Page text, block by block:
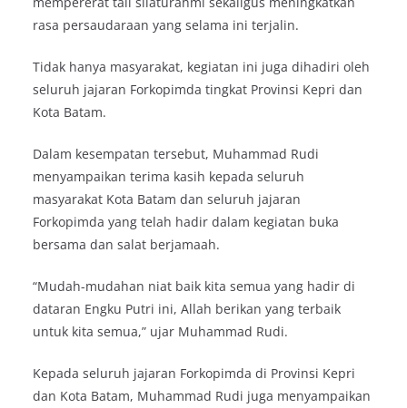
rasa persaudaraan yang selama ini terjalin.
Tidak hanya masyarakat, kegiatan ini juga dihadiri oleh
seluruh jajaran Forkopimda tingkat Provinsi Kepri dan
Kota Batam.
Dalam kesempatan tersebut, Muhammad Rudi
menyampaikan terima kasih kepada seluruh
masyarakat Kota Batam dan seluruh jajaran
Forkopimda yang telah hadir dalam kegiatan buka
bersama dan salat berjamaah.
“Mudah-mudahan niat baik kita semua yang hadir di
dataran Engku Putri ini, Allah berikan yang terbaik
untuk kita semua,” ujar Muhammad Rudi.
Kepada seluruh jajaran Forkopimda di Provinsi Kepri
dan Kota Batam, Muhammad Rudi juga menyampaikan